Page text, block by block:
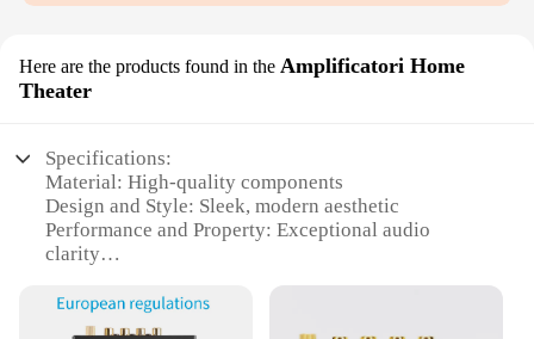
Here are the products found in the Amplificatori Home
Theater
Specifications:
Material: High-quality components
Design and Style: Sleek, modern aesthetic
Performance and Property: Exceptional audio
clarity
Shape or Size: Compact and space-saving
Parts and Accessories: Includes all necessary cables